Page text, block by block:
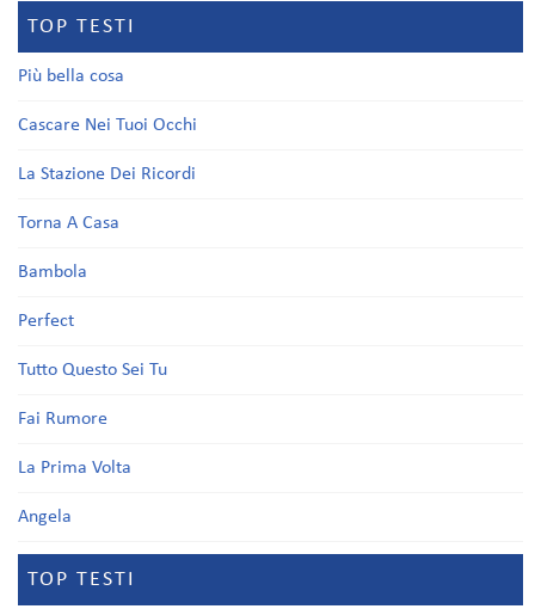
TOP TESTI
Più bella cosa
Cascare Nei Tuoi Occhi
La Stazione Dei Ricordi
Torna A Casa
Bambola
Perfect
Tutto Questo Sei Tu
Fai Rumore
La Prima Volta
Angela
TOP TESTI